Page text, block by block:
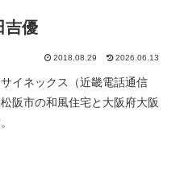
吉優
2018.08.29 2026.06.13
イネックス（近畿電話通信
阪市の和風住宅と大阪府大阪